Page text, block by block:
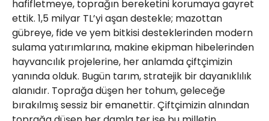
hafifletmeye, toprağın bereketini korumaya gayret
ettik. 1,5 milyar TL’yi aşan destekle; mazottan
gübreye, fide ve yem bitkisi desteklerinden modern
sulama yatırımlarına, makine ekipman hibelerinden
hayvancılık projelerine, her anlamda çiftçimizin
yanında olduk. Bugün tarım, stratejik bir dayanıklılık
alanıdır. Toprağa düşen her tohum, geleceğe
bırakılmış sessiz bir emanettir. Çiftçimizin alnından